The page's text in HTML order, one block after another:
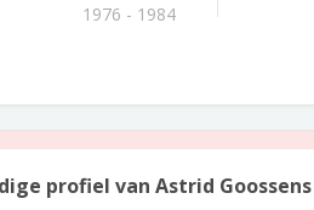
1976 - 1984
profiel van Astrid